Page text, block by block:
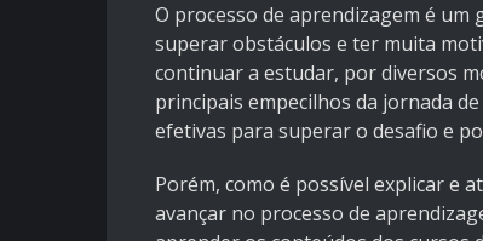
O processo de aprendizagem é um
superar obstáculos e ter muita
continuar a estudar, por diversos
principais empecilhos da jornada
efetivas para superar o desafio e
Porém, como é possível explicar e
avançar no processo de